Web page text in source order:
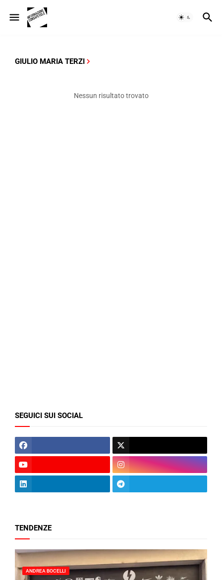
GIULIO MARIA TERZI
Nessun risultato trovato
SEGUICI SUI SOCIAL
TENDENZE
ANDREA BOCELLI